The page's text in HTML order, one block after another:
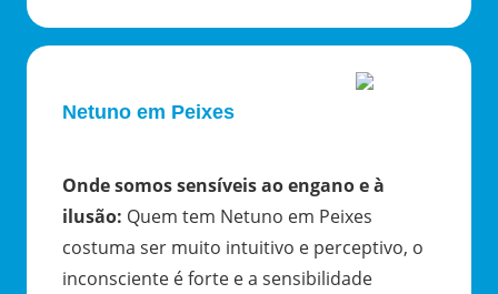
Netuno em Peixes
Onde somos sensíveis ao engano e à
ilusão: Quem tem Netuno em Peixes
costuma ser muito intuitivo e perceptivo, o
inconsciente é forte e a sensibilidade